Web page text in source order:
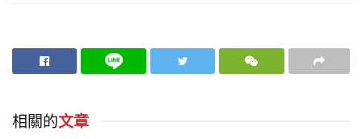
相關的文章